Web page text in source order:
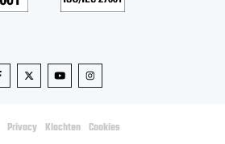
Privacy Klachten Cookies